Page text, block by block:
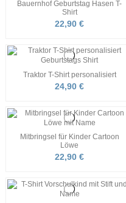
Bauernhof Geburtstag Hasen T-
Shirt
22,90 €
Traktor T-Shirt personalisiert
24,90 €
Mitbringsel für Kinder Cartoon
Löwe
22,90 €